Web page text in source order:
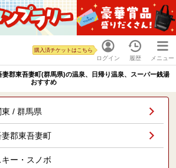
ログイン
購入済チケットはこちら
履歴 メニュー
郡東吾妻町(群馬県)の温泉、日帰り温泉、スーパー銭湯
おすすめ
東 / 群馬県
妻郡東吾妻町
キー・スノボ